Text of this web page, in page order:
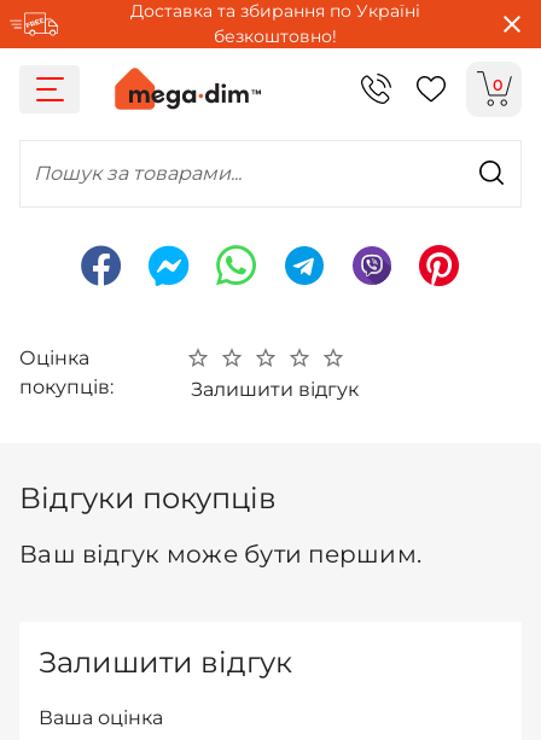
Доставка та збирання по Україні
безкоштовно!
0
Пошук за товарами...
Оцінка
покупців:
Залишити відгук
Відгуки покупців
Ваш відгук може бути першим.
Залишити відгук
Ваша оцінка